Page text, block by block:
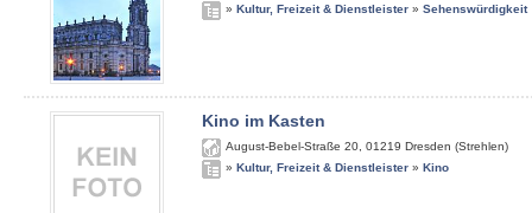
» Kultur, Freizeit & Dienstleister » Sehenswürdigkeit
Kino im Kasten
August-Bebel-Straße 20 01219 Dresden (Strehlen)
» Kultur, Freizeit & Dienstleister » Kino